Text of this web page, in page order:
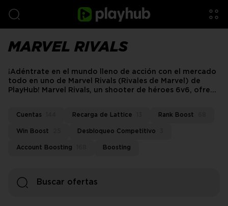
MARVEL RIVALS
¡Adéntrate en el mundo lleno de acción con el mercado
todo en uno de Marvel Rivals (Rivales de Marvel) de
PlayHub! Marvel Rivals, un shooter de héroes 6v6, ofrece
Ahorra tiempo con nosotros: compra Lattice de Marvel
¡Desbloquea skins épicos y rangos para convertirte en el
Rival definitivo!
Cuentas Recarga de Lattice Rank Boost
Win Boost Desbloqueo Competitivo
Account Boosting Boosting